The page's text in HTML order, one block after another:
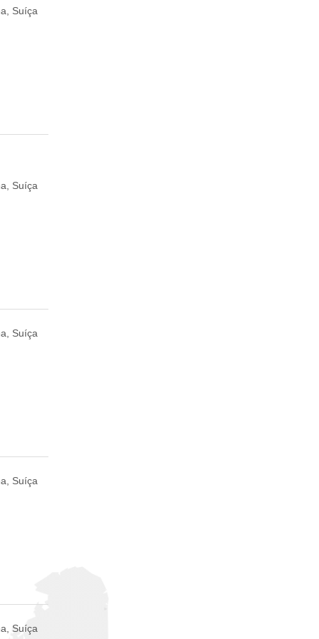
Suíça
Suíça
Suíça
Suíça
Suíça